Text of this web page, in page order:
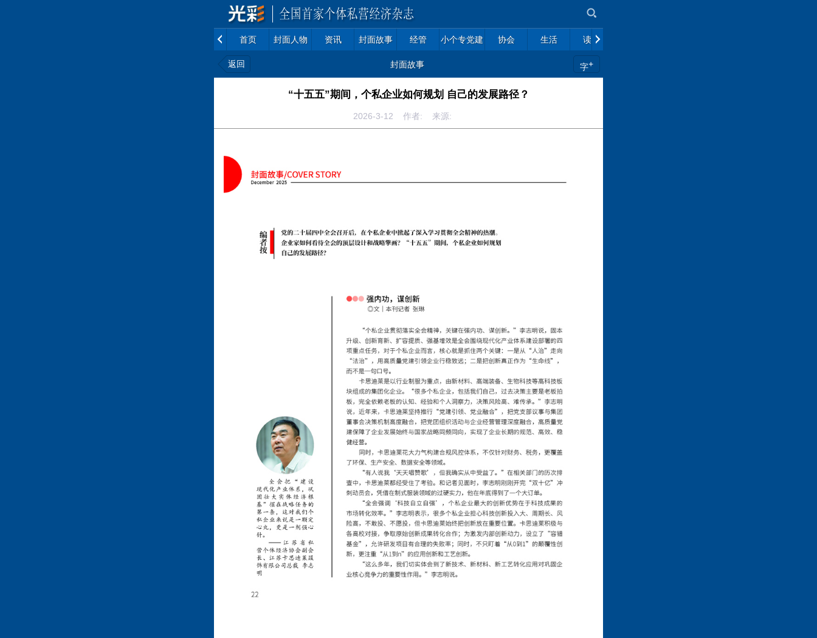
首页 封面人物 资讯 封面故事 经管 小个专党建 协会 生活 读书
返回 封面故事 字+
“十五五”期间，个私企业如何规划 自己的发展路径？
2026-3-12 作者: 来源: